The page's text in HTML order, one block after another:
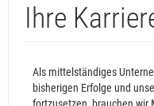
Ihre
Als mittelständiges
bisherigen Erfolge und